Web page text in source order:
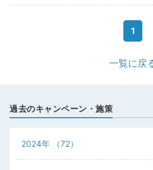
1
一覧に戻
過去のキャンペーン・施策
2024年 （72）